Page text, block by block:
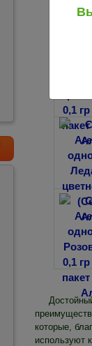
которые,
используют